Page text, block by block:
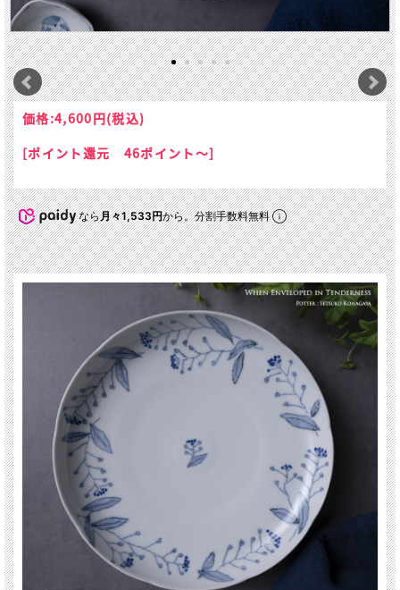
価格:4,600円(税込)
[ポイント還元 46ポイント～]
なら月々1,533円から。分割手数料無料